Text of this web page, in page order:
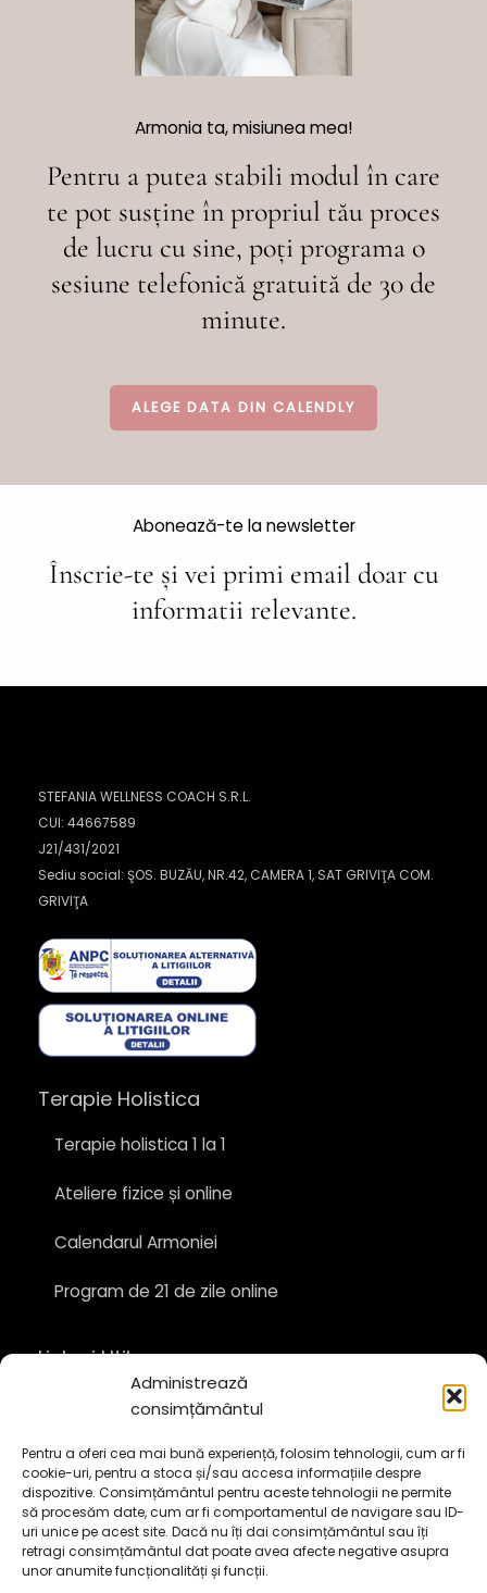
Administrează
consimțământul
Pentru a oferi cea mai bună experiență, folosim tehnologii, cum ar fi
cookie-uri, pentru a stoca și/sau accesa informațiile despre
dispozitive. Consimțământul pentru aceste tehnologii ne permite
să procesăm date, cum ar fi comportamentul de navigare sau ID-
uri unice pe acest site. Dacă nu îți dai consimțământul sau îți
retragi consimțământul dat poate avea afecte negative asupra
unor anumite funcționalități și funcții.
Armonia ta, misiunea mea!
Pentru a putea stabili modul în care
te pot susține în propriul tău proces
de lucru cu sine, poți programa o
sesiune telefonică gratuită de 30 de
minute.
ALEGE DATA DIN CALENDLY
Abonează-te la newsletter
Înscrie-te și vei primi email doar cu
informatii relevante.
STEFANIA WELLNESS COACH S.R.L.
CUI: 44667589
J21/431/2021
Sediu social: ŞOS. BUZĂU, NR.42, CAMERA 1, SAT GRIVIŢA COM.
GRIVIŢA
Terapie Holistica
Terapie holistica 1 la 1
Ateliere fizice și online
Calendarul Armoniei
Program de 21 de zile online
Linkuri Utile
Contact
Politică cookie-uri (UE)
Termeni și condiții